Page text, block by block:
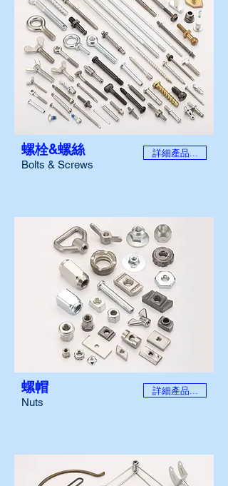
螺栓&螺絲
Bolts & Screws
詳細產品...
螺帽
Nuts
詳細產品...